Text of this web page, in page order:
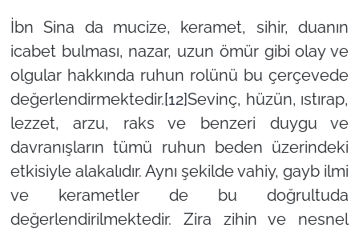
İbn Sina da mucize, keramet, sihir, duanın
icabet bulması, nazar, uzun ömür gibi olay ve
olgular hakkında ruhun rolünü bu çerçevede
değerlendirmektedir.[12]Sevinç, hüzün, ıstırap,
lezzet, arzu, raks ve benzeri duygu ve
davranışların tümü ruhun beden üzerindeki
etkisiyle alakalıdır. Aynı şekilde vahiy, gayb ilmi
ve kerametler de bu doğrultuda
değerlendirilmektedir. Zira zihin ve nesnel